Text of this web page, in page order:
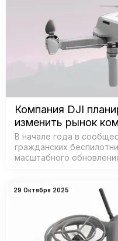
Компания DJI
изменить рынок
В начале года в
гражданских
масштабного
29 Октября 2025